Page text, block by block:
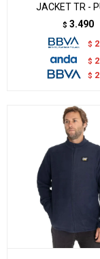
JACKET TR -
$ 3.490
$
$
$